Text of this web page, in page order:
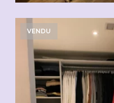
VENDU